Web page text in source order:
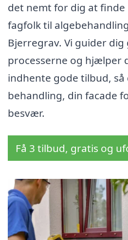
det nemt for dig at finde
fagfolk til
Bjerregrav. Vi guider dig
processerne og hjælper
indhente gode tilbud, så
behandling, din facade
besvær.
Få 3 tilbud, gratis og